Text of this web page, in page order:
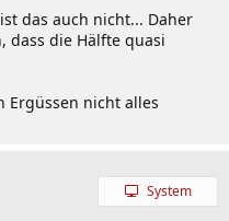
das auch nicht... Daher
dass die Hälfte quasi
Ergüssen nicht alles
System